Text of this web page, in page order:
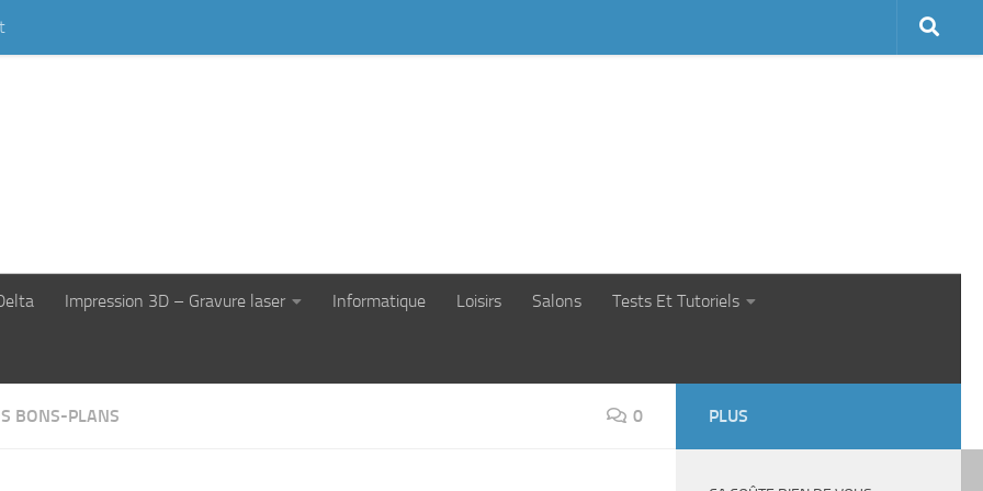
Impression 3D – Gravure laser Informatique Loisirs Salons Tests Et Tutoriels
BONS-PLANS 0 PLUS